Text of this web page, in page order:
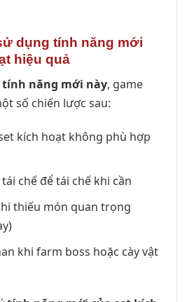
dụng tính năng mới
hiệu quả
tính năng mới này, game
số chiến lược sau:
kích hoạt không phù hợp
chế để tái chế khi cần
thiếu món quan trọng
khi farm boss hoặc cày vật